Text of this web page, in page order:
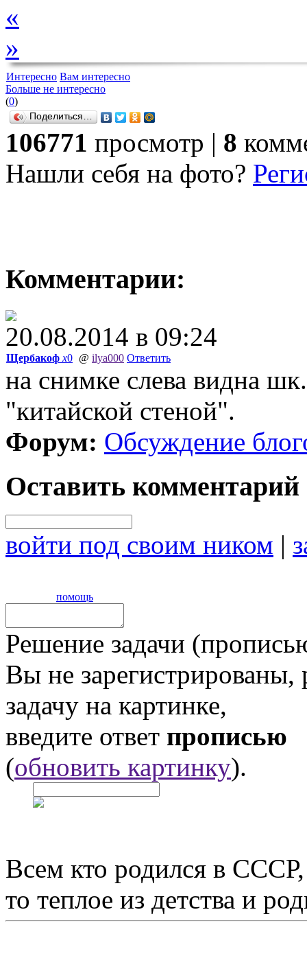
«
»
Интересно Вам интересно
Больше не интересно
(0)
Поделиться…
106771 просмотр | 8
Нашли себя на фото?
Комментарии:
20.08.2014 в 09:24
Щербакоф x0 @ ilya000 Ответить
на снимке слева видна
"китайской стеной".
Форум: Обсуждение
Оставить комментарий
войти под своим ником |
помощь
Решение задачи
Вы не
задачу на картинке,
введите ответ прописью
(обновить картинку).
Всем кто родился в
то теплое из детства и